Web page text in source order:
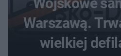
Warszawą.
wielkiej